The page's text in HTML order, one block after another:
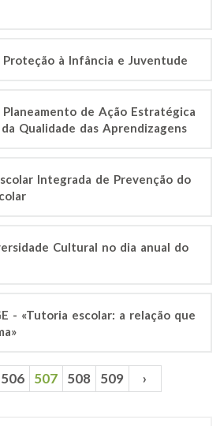
Proteção à Infância e Juventude
Planeamento de Ação Estratégica
Qualidade das Aprendizagens
Integrada de Prevenção do
Cultural no dia anual do
- «Tutoria escolar: a relação que
506 507 508 509 ›